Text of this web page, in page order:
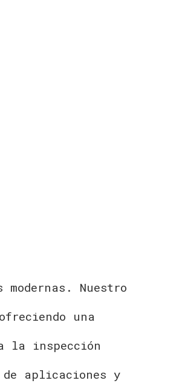
Nuestro
una
la inspección
aplicaciones y